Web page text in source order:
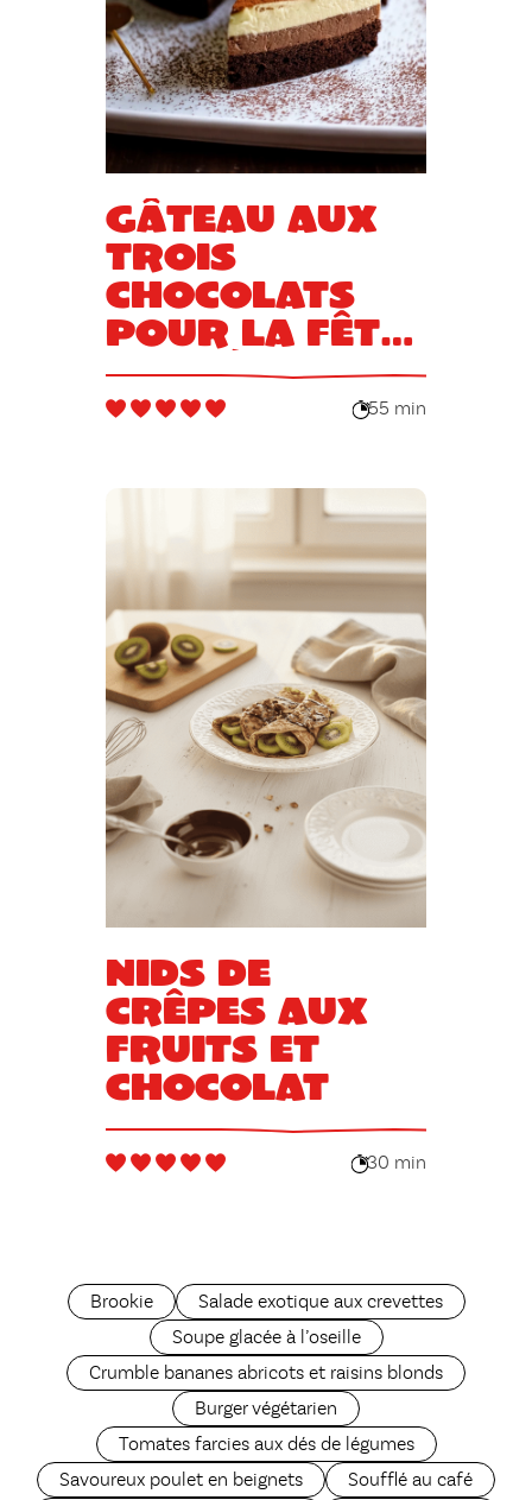
Gâteau aux
trois
chocolats
pour la Fête
des Pères
55 min
Nids de
crêpes aux
fruits et
chocolat
30 min
Brookie
Salade exotique aux crevettes
Soupe glacée à l’oseille
Crumble bananes abricots et raisins blonds
Burger végétarien
Tomates farcies aux dés de légumes
Savoureux poulet en beignets
Soufflé au café